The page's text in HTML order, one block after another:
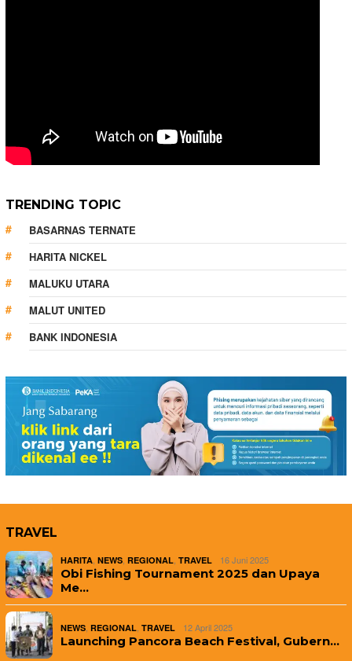
TRENDING TOPIC
BASARNAS TERNATE
HARITA NICKEL
MALUKU UTARA
MALUT UNITED
BANK INDONESIA
TRAVEL
HARITA NEWS REGIONAL TRAVEL 16 Juni 2025
Obi Fishing Tournament 2025 dan Upaya
Me…
NEWS REGIONAL TRAVEL 12 April 2025
Launching Pancora Beach Festival, Gubern…